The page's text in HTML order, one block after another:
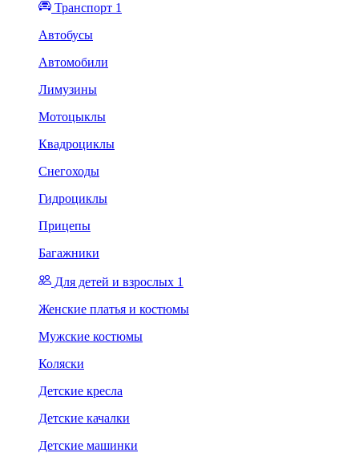
Транспорт 1
Автобусы
Автомобили
Лимузины
Мотоцыклы
Квадроциклы
Снегоходы
Гидроциклы
Прицепы
Багажники
Для детей и взрослых 1
Женские платья и костюмы
Мужские костюмы
Коляски
Детские кресла
Детские качалки
Детские машинки